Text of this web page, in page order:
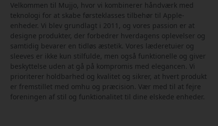
Velkommen til Mujjo, hvor vi kombinerer håndværk med
teknologi for at skabe førsteklasses tilbehør til Apple-
enheder. Vi blev grundlagt i 2011, og vores passion er at
designe produkter, der forbedrer hverdagens oplevelser og
samtidig bevarer en tidløs æstetik. Vores læderetuier og
sleeves er ikke kun stilfulde, men også funktionelle og giver
beskyttelse uden at gå på kompromis med elegancen. Vi
prioriterer holdbarhed og kvalitet og sikrer, at hvert produkt
er fremstillet med omhu og præcision. Vær med til at fejre
foreningen af stil og funktionalitet til dine elskede enheder.